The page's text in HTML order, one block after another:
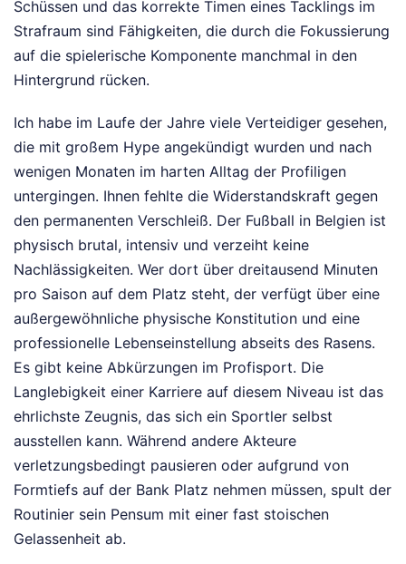
Schüssen und das korrekte Timen eines Tacklings im
Strafraum sind Fähigkeiten, die durch die Fokussierung
auf die spielerische Komponente manchmal in den
Hintergrund rücken.
Ich habe im Laufe der Jahre viele Verteidiger gesehen,
die mit großem Hype angekündigt wurden und nach
wenigen Monaten im harten Alltag der Profiligen
untergingen. Ihnen fehlte die Widerstandskraft gegen
den permanenten Verschleiß. Der Fußball in Belgien ist
physisch brutal, intensiv und verzeiht keine
Nachlässigkeiten. Wer dort über dreitausend Minuten
pro Saison auf dem Platz steht, der verfügt über eine
außergewöhnliche physische Konstitution und eine
professionelle Lebenseinstellung abseits des Rasens.
Es gibt keine Abkürzungen im Profisport. Die
Langlebigkeit einer Karriere auf diesem Niveau ist das
ehrlichste Zeugnis, das sich ein Sportler selbst
ausstellen kann. Während andere Akteure
verletzungsbedingt pausieren oder aufgrund von
Formtiefs auf der Bank Platz nehmen müssen, spult der
Routinier sein Pensum mit einer fast stoischen
Gelassenheit ab.